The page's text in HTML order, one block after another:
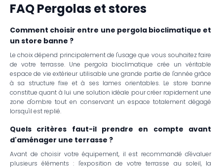
FAQ Pergolas et stores
Comment choisir entre une pergola bioclimatique et
un store banne ?
Le choix dépend principalement de l'usage que vous souhaitez faire
de votre terrasse. Une pergola bioclimatique crée un véritable
espace de vie extérieur utilisable une grande partie de l'année grâce
à sa structure fixe et à ses lames orientables. Le store banne
constitue quant à lui une solution idéale pour créer rapidement une
zone d'ombre tout en conservant un espace totalement dégagé
lorsqu'il est replié.
Quels critères faut-il prendre en compte avant
d'aménager une terrasse ?
Avant de choisir votre équipement, il est recommandé d'évaluer
plusieurs éléments : l'exposition de votre terrasse au soleil, la